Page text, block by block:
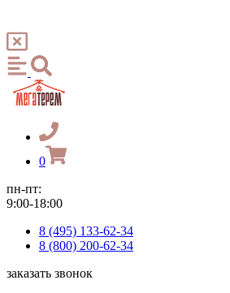
0
пн-пт:
9:00-18:00
8 (495) 133-62-34
8 (800) 200-62-34
заказать звонок